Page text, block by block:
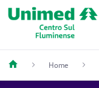
Home